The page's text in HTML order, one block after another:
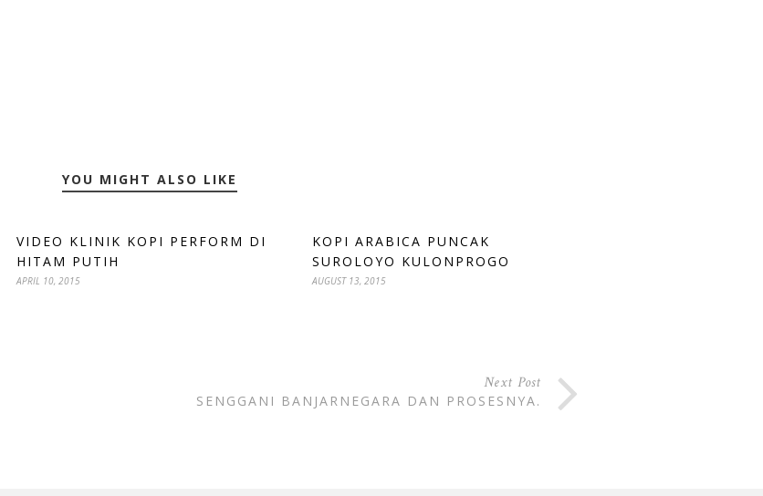
YOU MIGHT ALSO LIKE
VIDEO KLINIK KOPI PERFORM DI
HITAM PUTIH
APRIL 10, 2015
KOPI ARABICA PUNCAK
SUROLOYO KULONPROGO
AUGUST 13, 2015
Next Post
SENGGANI BANJARNEGARA DAN PROSESNYA.